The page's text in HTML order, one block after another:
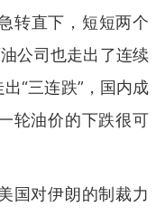
转直下，短短两个
公司也走出了连续
“三连跌”，国内成
轮油价的下跌很可
国对伊朗的制裁力